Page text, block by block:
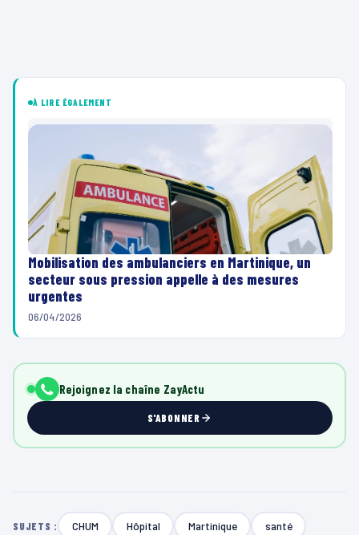
À LIRE ÉGALEMENT
Mobilisation des ambulanciers en Martinique, un
secteur sous pression appelle à des mesures
urgentes
06/04/2026
Rejoignez la chaîne ZayActu
S'ABONNER
SUJETS : CHUM Hôpital Martinique santé